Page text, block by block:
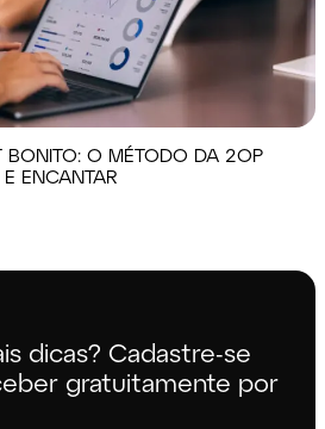
BONITO: O MÉTODO DA 2OP
ENCANTAR
dicas? Cadastre-se
gratuitamente por